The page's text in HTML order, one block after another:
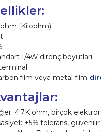
(Kiloohm)
1/4W direnç boyutları
film veya metal film
4.7K ohm, birçok
±5% tolerans,